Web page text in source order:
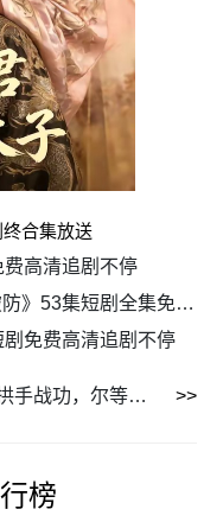
合集放送
费高清追剧不停
《黑莲花不好惹，京圈太子集体破防》53集短剧全集免费流畅观看
剧免费高清追剧不停
《我拱手战功，尔等反倒急了》71集短剧全集免费畅快追
榜